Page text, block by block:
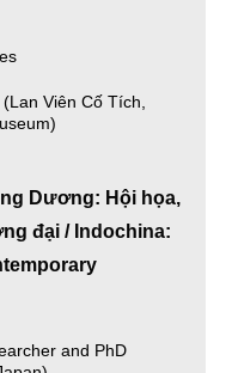
Viên Cố Tích,
Dương: Hội họa,
đại / Indochina:
and PhD